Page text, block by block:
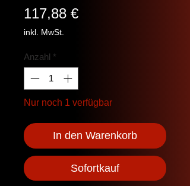
117,88 €Preis
inkl. MwSt.
Anzahl *
Nur noch 1 verfügbar
In den Warenkorb
Sofortkauf